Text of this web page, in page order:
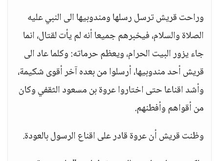
وراحت قريش ترسل رسلها ومندوبيها الى النبي عليه
الصلاة والسلام، فيخبرهم جميعا أنه لم يأت لقتال، انما
جاء يزور البيت الحرام، ويعظم حرماته: وكلما عاد الى
قريش أحد مندوبيها، أرسلوا من بعده آخر أقوى شكيمة،
وأشد اقناعا حتى اختاروا عروة بن مسعود الثقفي وكان
من أقواهم وأفطنهم.
وظنت قريش أن عروة قادر على اقناع الرسول بالعودة.